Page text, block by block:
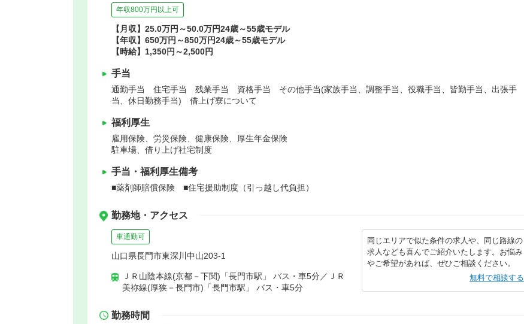
年収800万円以上可
【月収】25.0万円～50.0万円24歳～55歳モデル
【年収】650万円～850万円24歳～55歳モデル
【時給】1,350円～2,500円
手当
通勤手当 住宅手当 残業手当 資格手当 その他手当(家族手当、調整手当、役職手当、皆勤手当、出張手
当、休日勤務手当) 借上げ寮について
福利厚生
雇用保険、労災保険、健康保険、厚生年金保険
駐車場、借り上げ社宅制度
手当・福利厚生備考
■薬剤師賠償保険 ■住宅援助制度（引っ越し代負担）
勤務地・アクセス
車通勤可
山口県長門市東深川中山203-1
ＪＲ山陰本線(京都－下関)「長門市駅」 バス・車5分／ＪＲ
美祢線(厚狭－長門市)「長門市駅」 バス・車5分
同じエリアで似た条件の求人や、同じ路線の
求人なども喜んでご紹介いたします。お悩み
やご希望があれば、ぜひご相談ください。
無料で相談する
勤務時間